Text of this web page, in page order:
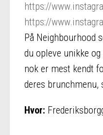
https://
https://
På Neighbourhood
du opleve unikke
nok er mest kendt
deres brunchmenu,
Hvor: